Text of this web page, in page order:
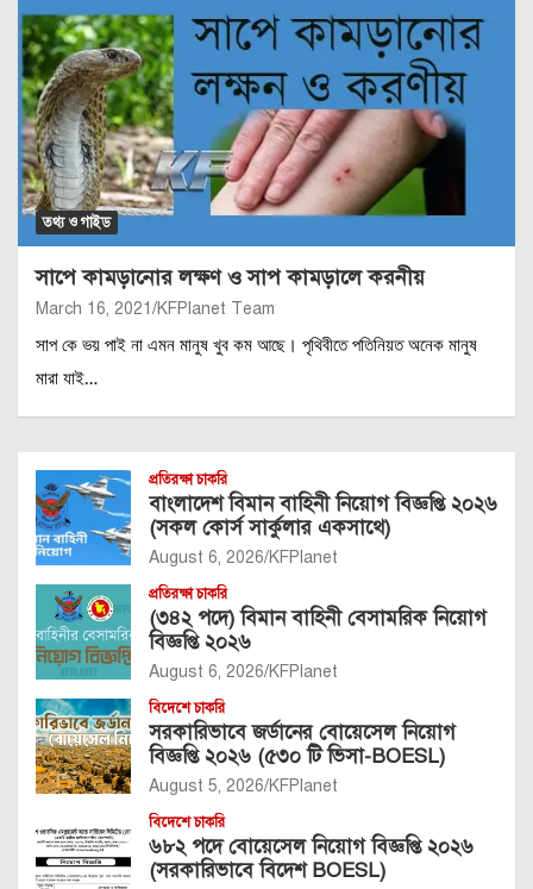
তথ্য ও গাইড
সাপে কামড়ানোর লক্ষণ ও সাপ কামড়ালে করনীয়
March 16, 2021 KFPlanet Team
সাপ কে ভয় পাই না এমন মানুষ খুব কম আছে। পৃথিবীতে পতিনিয়ত অনেক মানুষ
মারা যাই…
প্রতিরক্ষা চাকরি
বাংলাদেশ বিমান বাহিনী নিয়োগ বিজ্ঞপ্তি ২০২৬
(সকল কোর্স সার্কুলার একসাথে)
August 6, 2026 KFPlanet
প্রতিরক্ষা চাকরি
(৩৪২ পদে) বিমান বাহিনী বেসামরিক নিয়োগ
বিজ্ঞপ্তি ২০২৬
August 6, 2026 KFPlanet
বিদেশে চাকরি
সরকারিভাবে জর্ডানের বোয়েসেল নিয়োগ
বিজ্ঞপ্তি ২০২৬ (৫৩০ টি ভিসা-BOESL)
August 5, 2026 KFPlanet
বিদেশে চাকরি
৬৮২ পদে বোয়েসেল নিয়োগ বিজ্ঞপ্তি ২০২৬
(সরকারিভাবে বিদেশ BOESL)